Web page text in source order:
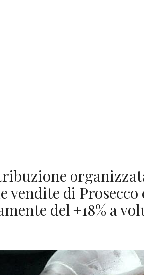
vendite di Prosecco
del +18% a